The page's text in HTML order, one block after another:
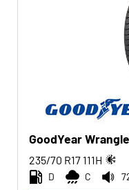
GoodYear
235/70 R17 111H
D C